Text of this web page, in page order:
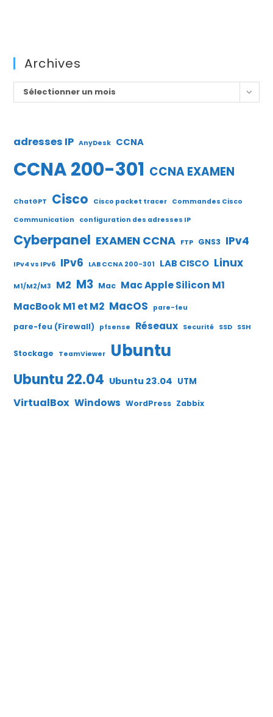
Archives
Archives
Sélectionner un mois
adresses IP AnyDesk CCNA
CCNA 200-301 CCNA EXAMEN
ChatGPT Cisco Cisco packet tracer Commandes Cisco
Communication
configuration des adresses IP
Cyberpanel EXAMEN CCNA FTP GNS3 IPv4
IPv4 vs IPv6 IPv6 LAB CCNA 200-301 LAB CISCO Linux
M1/M2/M3 M2 M3 Mac Mac Apple Silicon M1
MacBook M1 et M2 MacOS pare-feu
pare-feu (Firewall) pfsense Réseaux Securité SSD SSH
Stockage TeamViewer Ubuntu
Ubuntu 22.04 Ubuntu 23.04 UTM
VirtualBox Windows WordPress Zabbix